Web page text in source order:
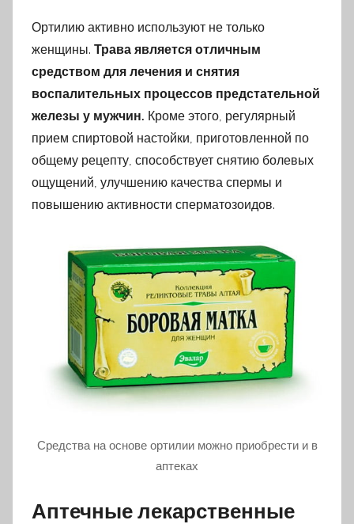
Ортилию активно используют не только
женщины. Трава является отличным
средством для лечения и снятия
воспалительных процессов предстательной
железы у мужчин. Кроме этого, регулярный
прием спиртовой настойки, приготовленной по
общему рецепту, способствует снятию болевых
ощущений, улучшению качества спермы и
повышению активности сперматозоидов.
Средства на основе ортилии можно приобрести и в
аптеках
Аптечные лекарственные